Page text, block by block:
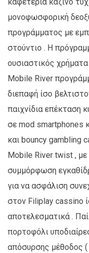
καφετέρια καζίνο
μονοφωσφορική
προγράμματος με
στούντιο . Η
ουσιαστικός
Mobile River
διεπαφή ίσο
παιχνίδια επέκταση
σε mod smartphones
και bouncy gambling
Mobile River twist ,
συμμόρφωση
για να ασφάλιση
στον Filiplay cassino
αποτελεσματικά .
πορτοφόλι
απόσυρσης μέθοδος (